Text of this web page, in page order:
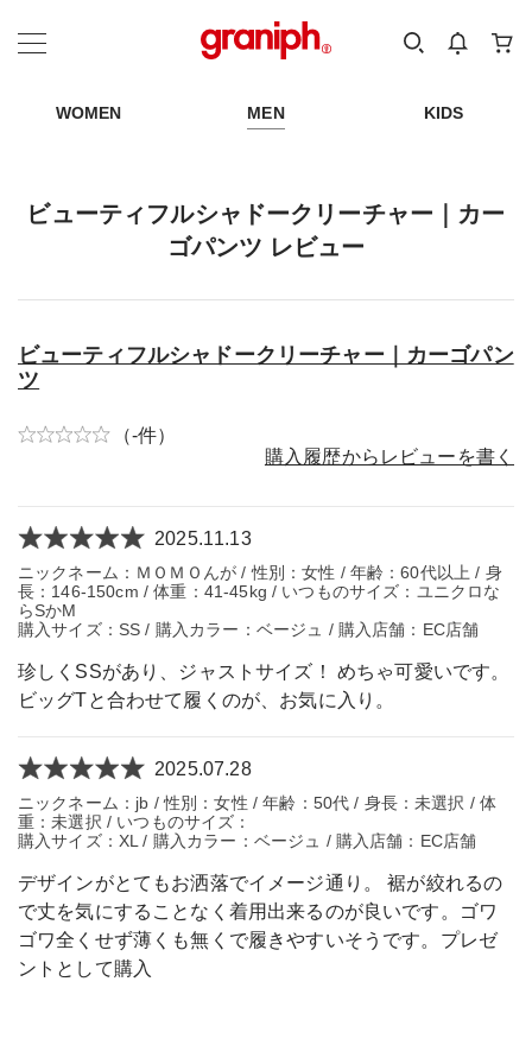
カテゴリーから探す
WOMEN MEN KIDS
ビューティフルシャドークリーチャー｜カー
ゴパンツ レビュー
ビューティフルシャドークリーチャー｜カーゴパン
ツ
（-件）
購入履歴からレビューを書く
2025.11.13
ニックネーム：ＭＯＭＯんが / 性別：女性 / 年齢：60代以上 / 身
長：146-150cm / 体重：41-45kg / いつものサイズ：ユニクロな
らSかM
購入サイズ：SS / 購入カラー：ベージュ / 購入店舗：EC店舗
珍しくSSがあり、ジャストサイズ！ めちゃ可愛いです。
ビッグTと合わせて履くのが、お気に入り。
2025.07.28
ニックネーム：jb / 性別：女性 / 年齢：50代 / 身長：未選択 / 体
重：未選択 / いつものサイズ：
購入サイズ：XL / 購入カラー：ベージュ / 購入店舗：EC店舗
デザインがとてもお洒落でイメージ通り。 裾が絞れるの
で丈を気にすることなく着用出来るのが良いです。ゴワ
ゴワ全くせず薄くも無くで履きやすいそうです。プレゼ
ントとして購入